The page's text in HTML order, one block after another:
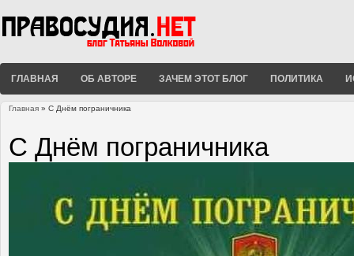
ГЛАВНАЯ ОБ АВТОРЕ ЗАЧЕМ ЭТОТ БЛОГ ПОЛИТИКА
Главная » С Днём пограничника
С Днём пограничника